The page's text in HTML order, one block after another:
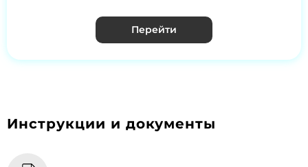
Перейти
Инструкции и документы